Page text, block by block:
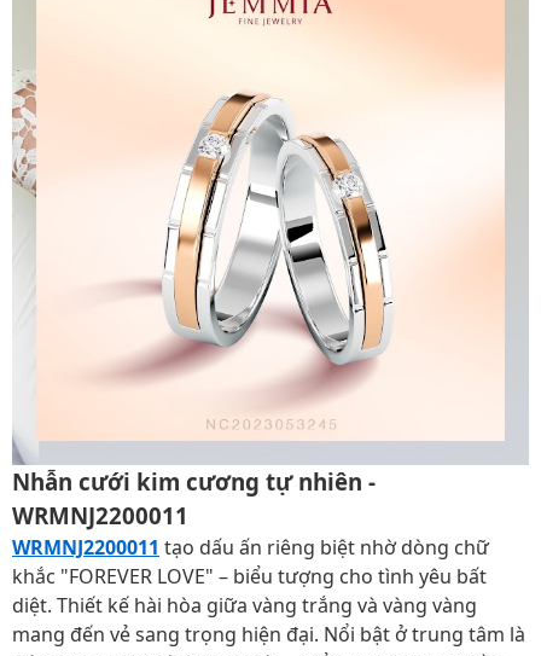
Nhẫn cưới kim cương tự nhiên -
WRMNJ2200011
WRMNJ2200011 tạo dấu ấn riêng biệt nhờ dòng chữ
khắc "FOREVER LOVE" – biểu tượng cho tình yêu bất
diệt. Thiết kế hài hòa giữa vàng trắng và vàng vàng
mang đến vẻ sang trọng hiện đại. Nổi bật ở trung tâm là